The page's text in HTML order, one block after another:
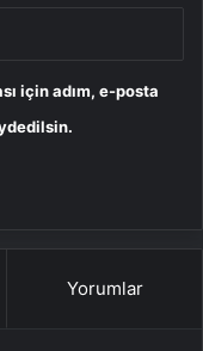
için adım, e-posta
Yorumlar